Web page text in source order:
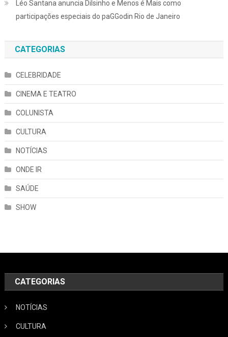
Léo Santana anuncia Dilsinho e Menos é Mais como
participações especiais do paGGodin Rio de Janeiro
CATEGORIAS
CELEBRIDADE
CINEMA E TEATRO
COLUNISTA
CULTURA
NOTÍCIAS
ONDE IR
SAÚDE
SHOW
CATEGORIAS
NOTÍCIAS
CULTURA